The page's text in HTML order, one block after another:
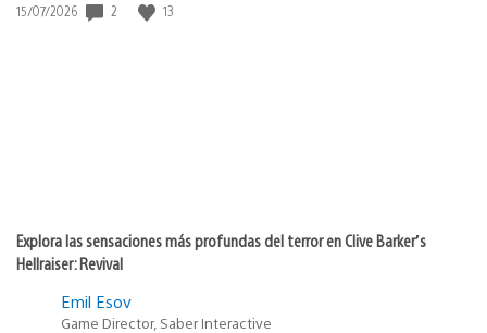
Fecha
15/07/2026 2 13
Explora las sensaciones más profundas del terror en Clive Barker’s
Hellraiser: Revival
Emil Esov
Game Director, Saber Interactive